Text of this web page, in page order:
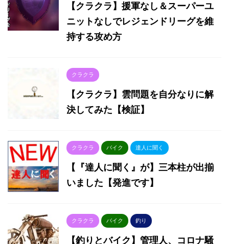
【クラクラ】援軍なし＆スーパーユ
ニットなしでレジェンドリーグを維
持する攻め方
クラクラ
【クラクラ】雲問題を自分なりに解
決してみた【検証】
クラクラ バイク 達人に聞く
【『達人に聞く』が】三本柱が出揃
いました【発進です】
クラクラ バイク 釣り
【釣りとバイク】管理人、コロナ騒